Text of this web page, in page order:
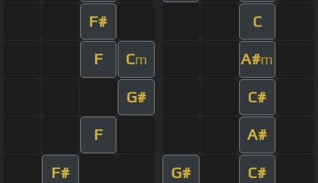
F# C
F Cm A#m
G# C#
F A#
F# G# C#